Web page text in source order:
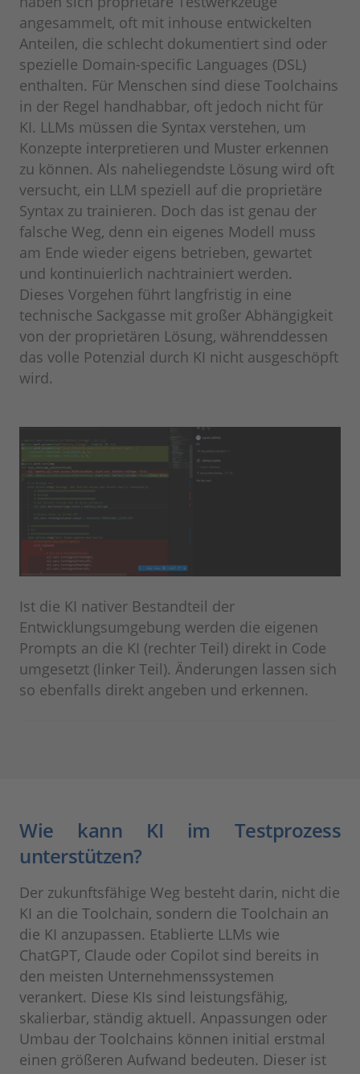
angesammelt, oft mit inhouse entwickelten
Anteilen, die schlecht dokumentiert sind oder
spezielle Domain-specific Languages (DSL)
enthalten. Für Menschen sind diese Toolchains
in der Regel handhabbar, oft jedoch nicht für
KI. LLMs müssen die Syntax verstehen, um
Konzepte interpretieren und Muster erkennen
zu können. Als naheliegendste Lösung wird oft
versucht, ein LLM speziell auf die proprietäre
Syntax zu trainieren. Doch das ist genau der
falsche Weg, denn ein eigenes Modell muss
am Ende wieder eigens betrieben, gewartet
und kontinuierlich nachtrainiert werden.
Dieses Vorgehen führt langfristig in eine
technische Sackgasse mit großer Abhängigkeit
von der proprietären Lösung, währenddessen
das volle Potenzial durch KI nicht ausgeschöpft
wird.
Ist die KI nativer Bestandteil der
Entwicklungsumgebung werden die eigenen
Prompts an die KI (rechter Teil) direkt in Code
umgesetzt (linker Teil). Änderungen lassen sich
so ebenfalls direkt angeben und erkennen.
Wie kann KI im Testprozess
unterstützen?
Der zukunftsfähige Weg besteht darin, nicht die
KI an die Toolchain, sondern die Toolchain an
die KI anzupassen. Etablierte LLMs wie
ChatGPT, Claude oder Copilot sind bereits in
den meisten Unternehmenssystemen
verankert. Diese KIs sind leistungsfähig,
skalierbar, ständig aktuell. Anpassungen oder
Umbau der Toolchains können initial erstmal
einen größeren Aufwand bedeuten. Dieser ist